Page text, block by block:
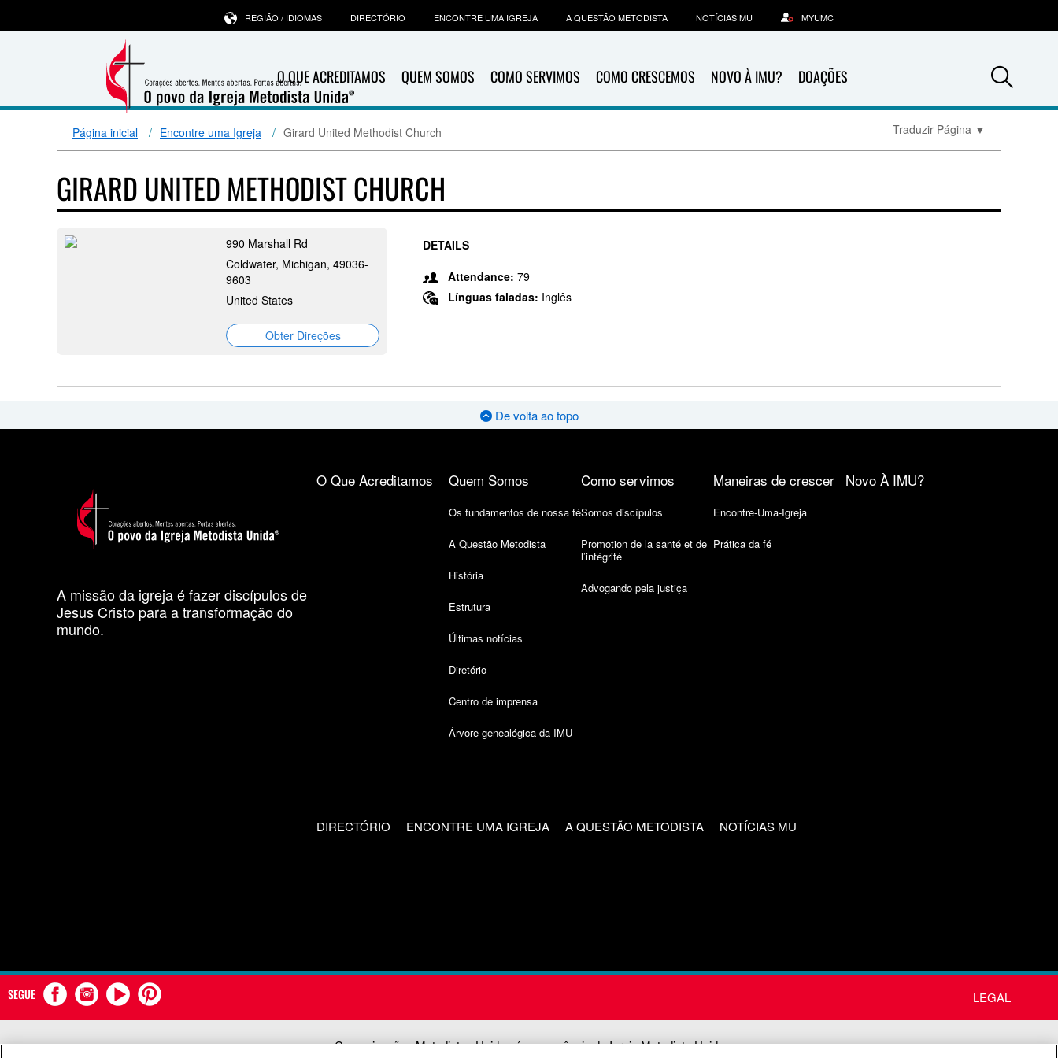
O QUE ACREDITAMOS QUEM SOMOS COMO SERVIMOS COMO CRESCEMOS NOVO À IMU? DOAÇÕES
REGIÃO / IDIOMAS DIRECTÓRIO ENCONTRE UMA IGREJA A QUESTÃO METODISTA NOTÍCIAS MU MYUMC
Página inicial Encontre uma Igreja Girard United Methodist Church Traduzir Página ▼
GIRARD UNITED METHODIST CHURCH
990 Marshall Rd
Coldwater, Michigan, 49036-
9603
United States
Obter Direções
DETAILS
Attendance: 79
Línguas faladas: Inglês
De volta ao topo
A missão da igreja é fazer discípulos de
Jesus Cristo para a transformação do
mundo.
O Que Acreditamos Quem Somos
Os fundamentos de nossa fé
A Questão Metodista
História
Estrutura
Últimas notícias
Diretório
Centro de imprensa
Árvore genealógica da IMU
Como servimos
Somos discípulos
Promotion de la santé et de
l’intégrité
Advogando pela justiça
Maneiras de crescer
Encontre-Uma-Igreja
Prática da fé
Novo À IMU?
DIRECTÓRIO ENCONTRE UMA IGREJA A QUESTÃO METODISTA NOTÍCIAS MU
SEGUE LEGAL
Comunicações Metodistas Unidas é uma agência da Igreja Metodista Unida